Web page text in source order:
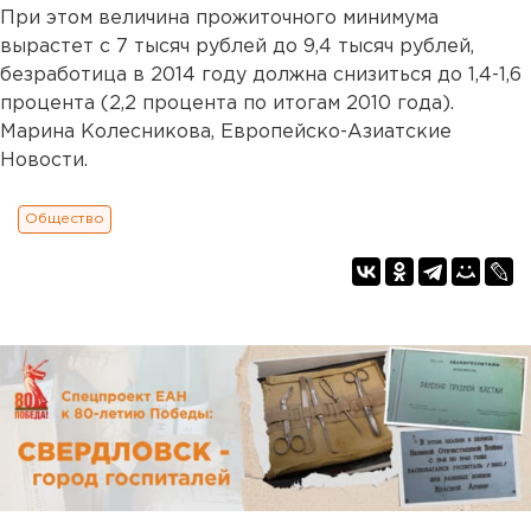
При этом величина прожиточного минимума
вырастет с 7 тысяч рублей до 9,4 тысяч рублей,
безработица в 2014 году должна снизиться до 1,4-1,6
процента (2,2 процента по итогам 2010 года).
Марина Колесникова, Европейско-Азиатские
Новости.
Общество